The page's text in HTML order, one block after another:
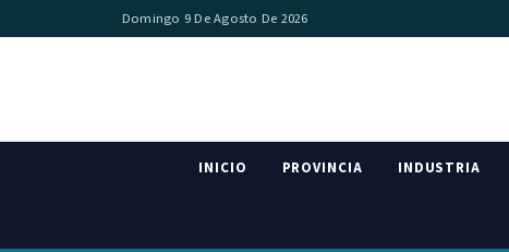
Domingo 9 De Agosto De 2026
INICIO PROVINCIA INDUSTRIA